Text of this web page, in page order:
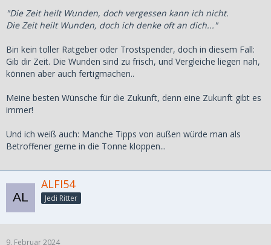
"Die Zeit heilt Wunden, doch vergessen kann ich nicht.
Die Zeit heilt Wunden, doch ich denke oft an dich..."
Bin kein toller Ratgeber oder Trostspender, doch in diesem Fall:
Gib dir Zeit. Die Wunden sind zu frisch, und Vergleiche liegen nah,
können aber auch fertigmachen..
Meine besten Wünsche für die Zukunft, denn eine Zukunft gibt es
immer!
Und ich weiß auch: Manche Tipps von außen würde man als
Betroffener gerne in die Tonne kloppen...
ALFI54
Jedi Ritter
9. Februar 2024